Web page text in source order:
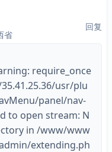
省
回复
require_once
usr/plu
panel/nav-
to open stream: N
in /www/www
extending.ph